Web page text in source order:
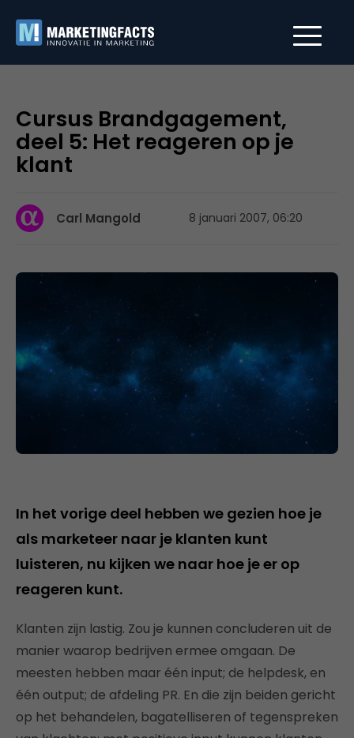
Cursus Brandgagement,
deel 5: Het reageren op je
klant
Carl Mangold 8 januari 2007, 06:20
In het vorige deel hebben we gezien hoe je
als marketeer naar je klanten kunt
luisteren, nu kijken we naar hoe je er op
reageren kunt.
Klanten zijn lastig. Zou je kunnen concluderen uit de
manier waarop bedrijven ermee omgaan. De
meesten hebben maar één input; de helpdesk, en
één output; de afdeling PR. En die zijn beiden gericht
op het behandelen, bagatelliseren of tegenspreken